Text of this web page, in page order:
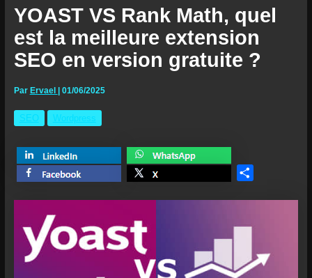
YOAST VS Rank Math, quel
est la meilleure extension
SEO en version gratuite ?
Par Ervael | 01/06/2025
SEO Wordpress